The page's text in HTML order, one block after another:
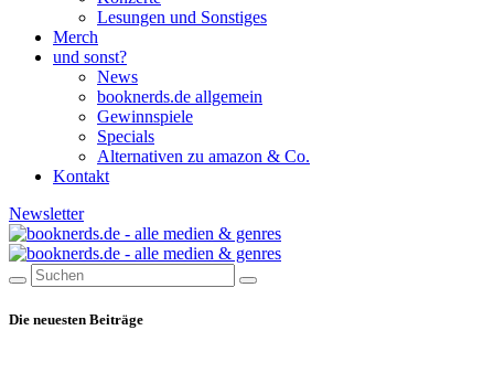
Lesungen und Sonstiges
Merch
und sonst?
News
booknerds.de allgemein
Gewinnspiele
Specials
Alternativen zu amazon & Co.
Kontakt
Newsletter
Die neuesten Beiträge